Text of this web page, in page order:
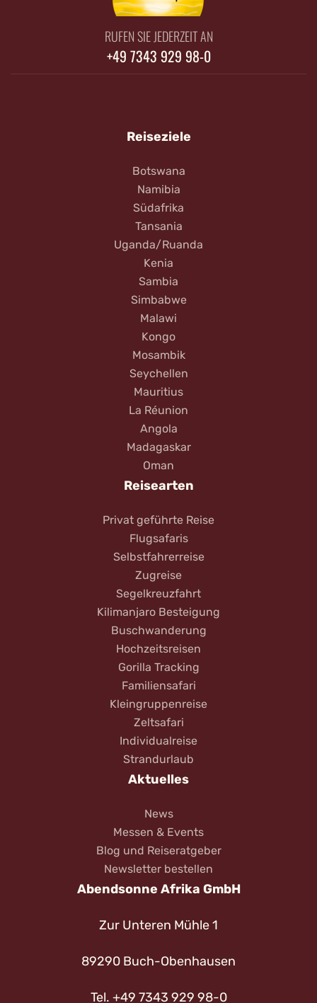
RUFEN SIE JEDERZEIT AN
+49 7343 929 98-0
Reiseziele
Botswana
Namibia
Südafrika
Tansania
Uganda/Ruanda
Kenia
Sambia
Simbabwe
Malawi
Kongo
Mosambik
Seychellen
Mauritius
La Réunion
Angola
Madagaskar
Oman
Reisearten
Privat geführte Reise
Flugsafaris
Selbstfahrerreise
Zugreise
Segelkreuzfahrt
Kilimanjaro Besteigung
Buschwanderung
Hochzeitsreisen
Gorilla Tracking
Familiensafari
Kleingruppenreise
Zeltsafari
Individualreise
Strandurlaub
Aktuelles
News
Messen & Events
Blog und Reiseratgeber
Newsletter bestellen
Abendsonne Afrika GmbH
Zur Unteren Mühle 1
89290 Buch-Obenhausen
Tel. +49 7343 929 98-0